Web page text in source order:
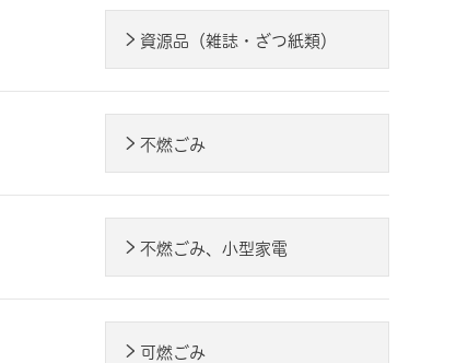
資源品（雑誌・ざつ紙類）
不燃ごみ
不燃ごみ、小型家電
可燃ごみ